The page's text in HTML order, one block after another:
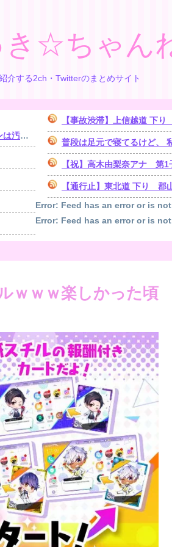
き☆ちゃん
介する2ch・Twitterのまとめサイト
よ」
【事故渋滞】上信越道 下り 日暮山トン
普段は足元で寝てるけど、 私が
【祝】高木由梨奈アナ 第1
【通行止】東北道 下り 郡山南IC→
Error: Feed has an error or is
Error: Feed has an error or is
ｗｗｗ楽しかった頃